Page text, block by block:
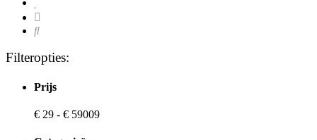
Filteropties:
Prijs
€ 29 - € 59009